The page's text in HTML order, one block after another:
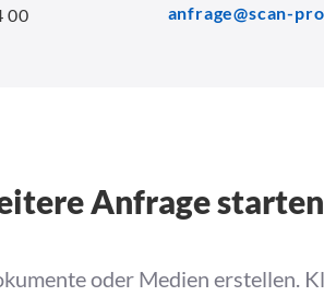
00 anfrage@scan-
Anfrage starten
oder Medien erstellen.